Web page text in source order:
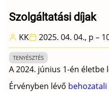
teljesítményét
-
frissítve
augusztus
4.)
Szolgáltatási díjak
KK 2025. 04. 04., p –
TENYÉSZTÉS
A 2024. június 1-én életbe
Érvényben lévő